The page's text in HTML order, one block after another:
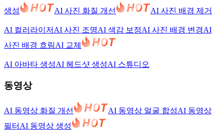
생성
AI 사진 화질 개선 AI 사진 배경 제거
AI 컬러라이저 AI 사진 조명AI 색감 보정AI 사진 배경 변경AI
사진 배경 흐림AI 교체
AI 아바타 생성AI 헤드샷 생성AI 스튜디오
동영상
AI 동영상 화질 개선 AI 동영상 얼굴 합성AI 동영상
필터 AI 동영상 생성